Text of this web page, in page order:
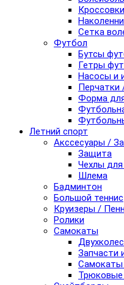
Сетка
Футбол
Бутсы
Гетры
Насосы и
Форма
Летний спорт
Акссесуары /
Защита
Чехлы
Шлема
Бадминтон
Большой теннис
Круизеры /
Ролики
Самокаты
Запчасти
Самокаты